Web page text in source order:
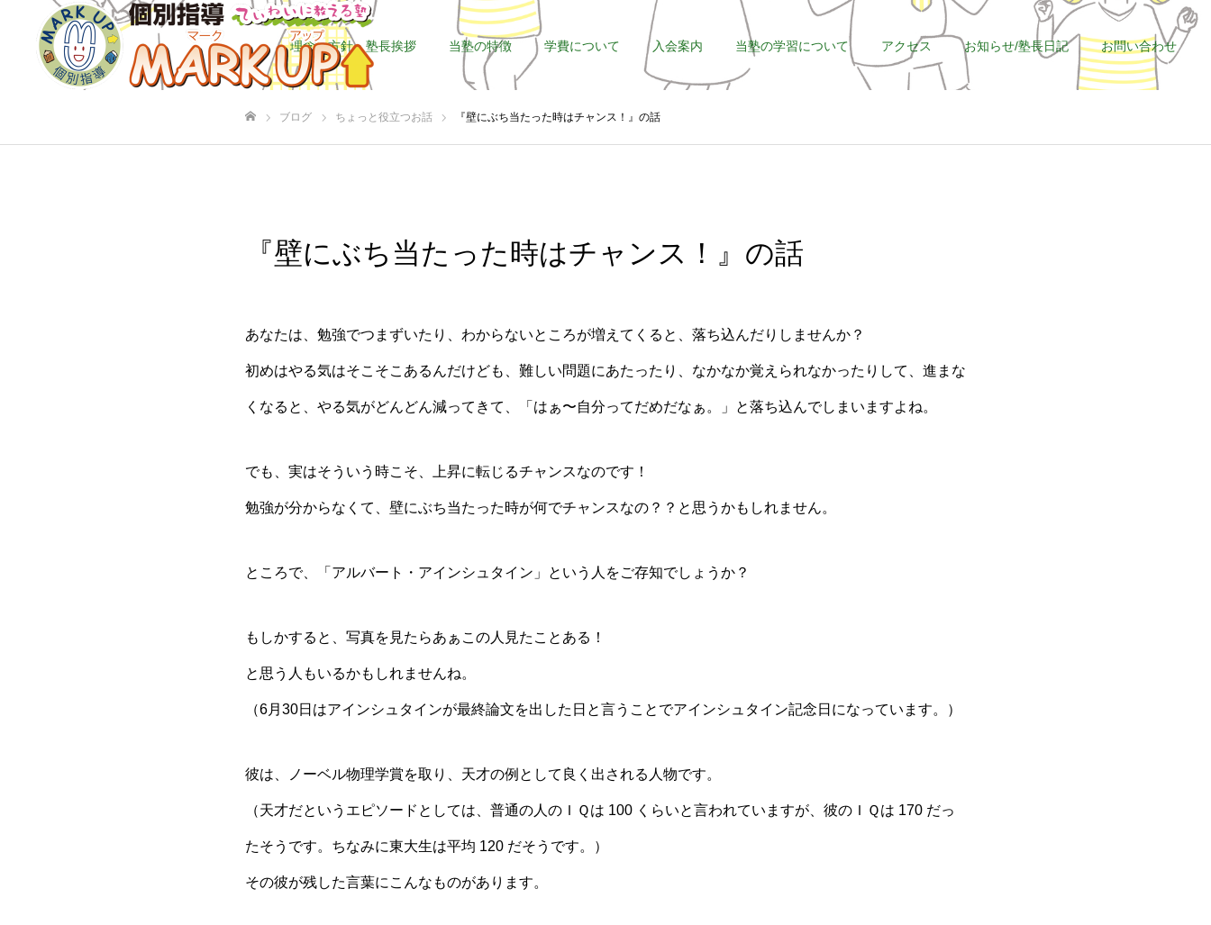
理念・方針・塾長挨拶 当塾の特徴 学費について 入会案内 当塾の学習について アクセス お知らせ/塾長日記 お問い合わせ
ブログ ちょっと役立つお話 『壁にぶち当たった時はチャンス！』の話
『壁にぶち当たった時はチャンス！』の話
あなたは、勉強でつまずいたり、わからないところが増えてくると、落ち込んだりしませんか？
初めはやる気はそこそこあるんだけども、難しい問題にあたったり、なかなか覚えられなかったりして、進まな
くなると、やる気がどんどん減ってきて、「はぁ〜自分ってだめだなぁ。」と落ち込んでしまいますよね。
でも、実はそういう時こそ、上昇に転じるチャンスなのです！
勉強が分からなくて、壁にぶち当たった時が何でチャンスなの？？と思うかもしれません。
ところで、「アルバート・アインシュタイン」という人をご存知でしょうか？
もしかすると、写真を見たらあぁこの人見たことある！
と思う人もいるかもしれませんね。
（6月30日はアインシュタインが最終論文を出した日と言うことでアインシュタイン記念日になっています。）
彼は、ノーベル物理学賞を取り、天才の例として良く出される人物です。
（天才だというエピソードとしては、普通の人のＩＱは 100 くらいと言われていますが、彼のＩＱは 170 だっ
たそうです。ちなみに東大生は平均 120 だそうです。）
その彼が残した言葉にこんなものがあります。